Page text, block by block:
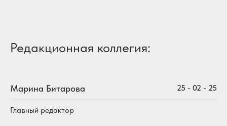
Редакционная коллегия:
Марина Битарова 25 - 02 - 25
Главный редактор